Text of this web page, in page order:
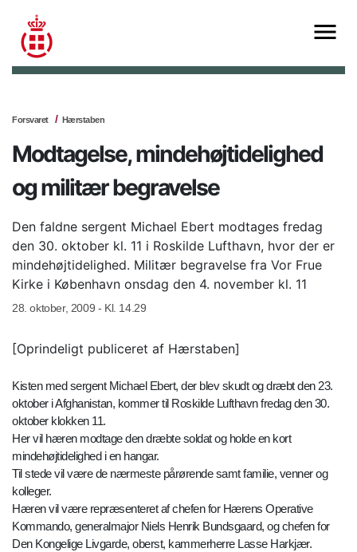
Forsvaret Hærstaben
Modtagelse, mindehøjtidelighed
og militær begravelse
Den faldne sergent Michael Ebert modtages fredag
den 30. oktober kl. 11 i Roskilde Lufthavn, hvor der er
mindehøjtidelighed. Militær begravelse fra Vor Frue
Kirke i København onsdag den 4. november kl. 11
28. oktober, 2009 - Kl. 14.29
[Oprindeligt publiceret af Hærstaben]
Kisten med sergent Michael Ebert, der blev skudt og dræbt den 23.
oktober i Afghanistan, kommer til Roskilde Lufthavn fredag den 30.
oktober klokken 11.
Her vil hæren modtage den dræbte soldat og holde en kort
mindehøjtidelighed i en hangar.
Til stede vil være de nærmeste pårørende samt familie, venner og
kolleger.
Hæren vil være repræsenteret af chefen for Hærens Operative
Kommando, generalmajor Niels Henrik Bundsgaard, og chefen for
Den Kongelige Livgarde, oberst, kammerherre Lasse Harkjær.